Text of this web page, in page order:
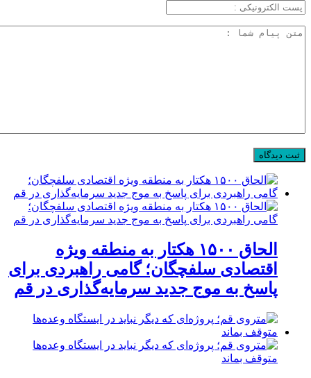
الحاق ۱۵۰۰ هکتار به منطقه ویژه
اقتصادی سلفچگان؛ گامی راهبردی برای
پاسخ به موج جدید سرمایه‌گذاری در قم